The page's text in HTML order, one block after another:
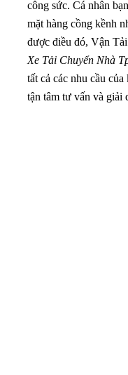
công sức. Cá nhân
mặt hàng cồng kềnh
được điều đó, Vận
Xe Tải Chuyển Nhà
tất cả các nhu cầu
tận tâm tư vấn và giải